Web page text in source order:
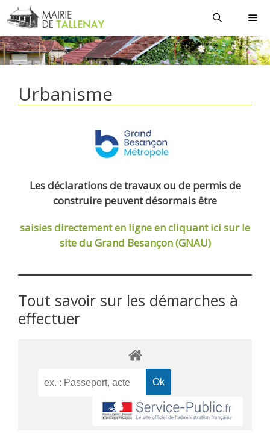
Aller
au
contenu
Urbanisme
Les déclarations de travaux ou de permis de
construire peuvent désormais être
saisies directement en ligneen cliquant ici sur le
site du Grand Besançon (GNAU)
Tout savoir sur les démarches à
effectuer